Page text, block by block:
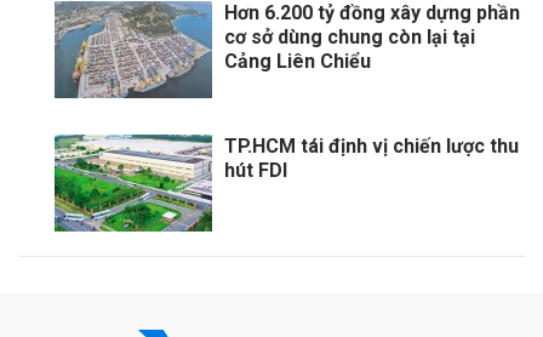
Hơn 6.200 tỷ đồng xây dựng phần
cơ sở dùng chung còn lại tại
Cảng Liên Chiểu
TP.HCM tái định vị chiến lược thu
hút FDI